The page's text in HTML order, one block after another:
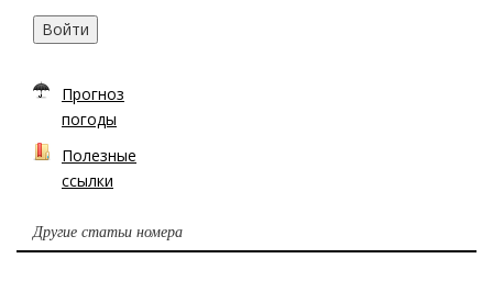
Войти
Прогноз
погоды
Полезные
ссылки
Другие статьи номера